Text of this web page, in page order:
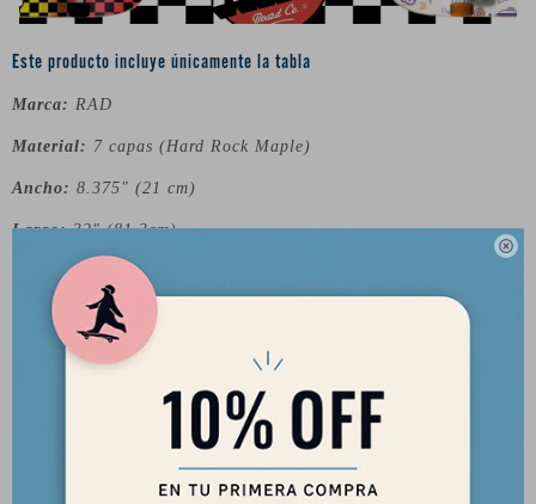

Este producto incluye únicamente la tabla
Marca: RAD
Material: 7 capas (Hard Rock Maple)
Ancho: 8.375" (21 cm)
Largo:32" (81.3cm)
Wheelbase: 14" (35.6cm)
Incluye Lija
Revisá la guía de abajo para saber que trucks comprar para tu